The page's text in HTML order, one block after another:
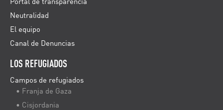
Neutralidad
El equipo
Canal de Denuncias
LOS REFUGIADOS
Campos de refugiados
• Franja de Gaza
• Cisjordania